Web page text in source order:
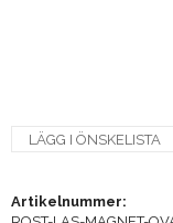
LÄGG I ÖNSKELISTA
Artikelnummer: